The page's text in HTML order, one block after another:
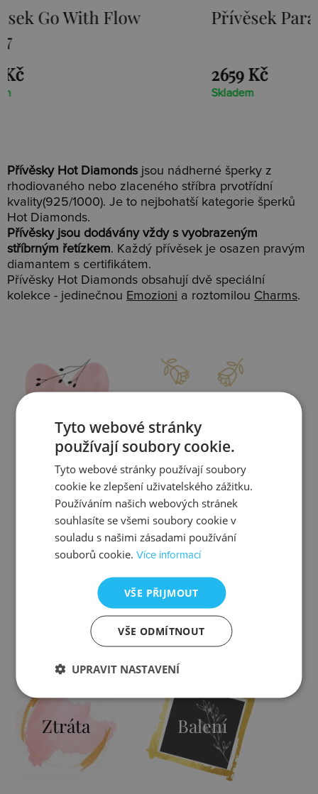
Přívěsek Paradise DP230
Přívěsky Hot Diamonds jsou nádherné šperky z
rhodiovaného nebo zlaceného stříbra prvotřídní
kvality(925/1000). Je to nejbohatší kategorie šperků
Hot Diamonds.
Přívěsky jsou dodávány vždy s vyobrazeným
stříbrným řetízkem. Každý přívěsek je osazen pravým
diamantem s certifikátem.
Přívěsky Hot Diamonds obsahují dvě speciální
kolekce - jedinečnou Emozioni a roztomilou Charms.
Slevy
Zjistit více
Doprava
Zjistit více
Kontrola
Zjistit více
Výměna
Zjistit více
Ztráta Balení
Tyto webové stránky
používají soubory cookie.
Tyto webové stránky používají soubory
cookie ke zlepšení uživatelského zážitku.
Používáním našich webových stránek
souhlasíte se všemi soubory cookie v
souladu s našimi zásadami používání
souborů cookie.Více informací
VŠE PŘIJMOUT
VŠE ODMÍTNOUT
UPRAVIT NASTAVENÍ